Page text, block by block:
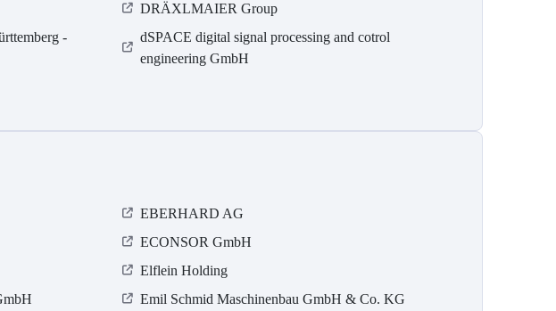
DRÄXLMAIER Group
-
dSPACE digital signal processing and cotrol
engineering GmbH
EBERHARD AG
ECONSOR GmbH
Elflein Holding
Emil Schmid Maschinenbau GmbH & Co. KG